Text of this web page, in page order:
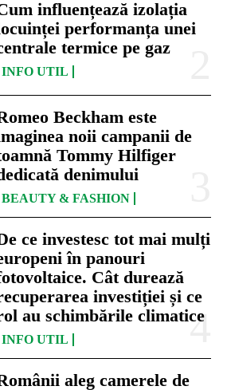
influențează izolația
performanța unei
termice pe gaz
INFO UTIL
Beckham este
noii campanii de
Tommy Hilfiger
denimului
BEAUTY & FASHION
ce investesc tot mai mulți
în panouri
Cât durează
investiției și ce
au schimbările climatice
INFO UTIL
aleg camerele de